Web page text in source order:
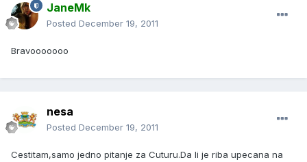
JaneMk
Posted December 19, 2011
Bravooooooo
nesa
Posted December 19, 2011
Cestitam,samo jedno pitanje za Cuturu.Da li je riba upecana na